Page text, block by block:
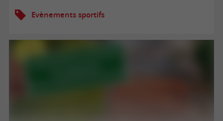
Evènements sportifs